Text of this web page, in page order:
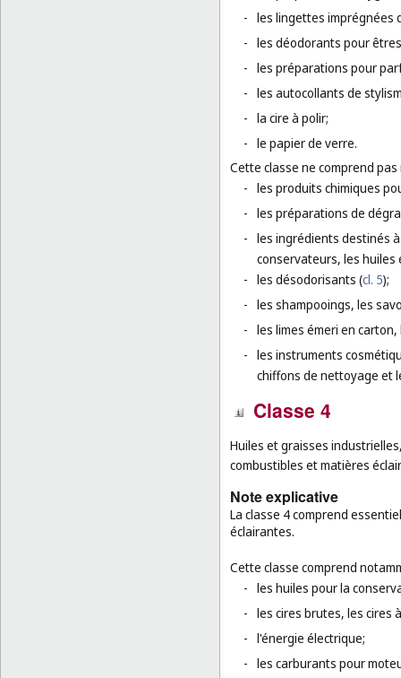
- les lingettes imprégnées
- les déodorants pour
- les préparations pour
- les autocollants de
- la cire à polir;
- le papier de verre.
Cette classe ne comprend
- les produits chimiques
- les préparations de
- les ingrédients destinés
conservateurs, les
- les désodorisants (cl. 5);
- les shampooings, les
- les limes émeri en
- les instruments
chiffons de nettoyage et
Classe 4
Huiles et graisses
combustibles et matières
Note explicative
La classe 4 comprend
éclairantes.
Cette classe comprend
- les huiles pour la
- les cires brutes, les cires
- l'énergie électrique;
- les carburants pour